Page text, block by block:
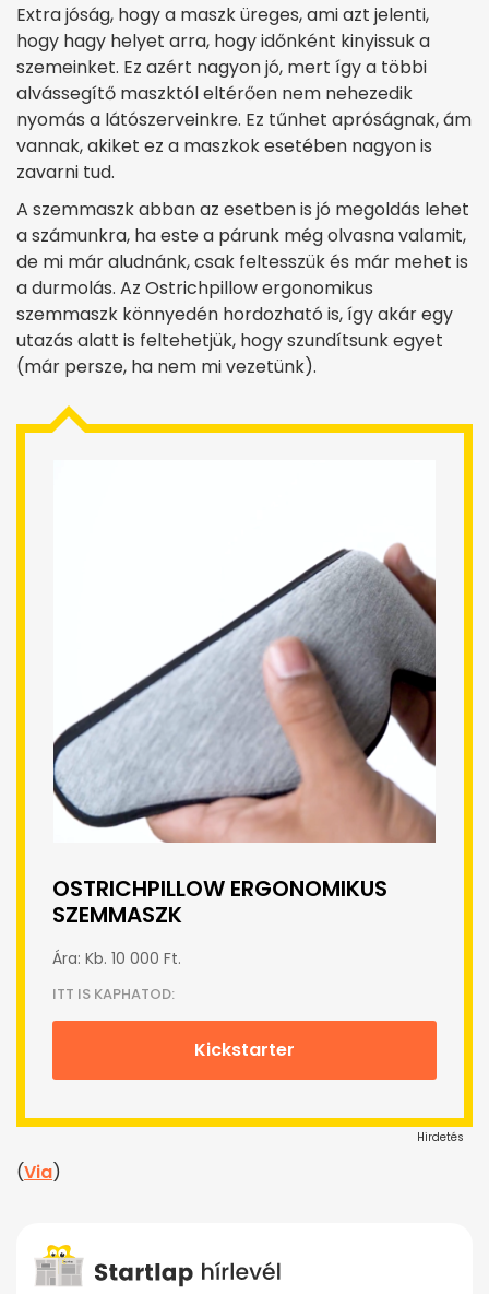
Extra jóság, hogy a maszk üreges, ami azt jelenti,
hogy hagy helyet arra, hogy időnként kinyissuk a
szemeinket. Ez azért nagyon jó, mert így a többi
alvássegítő maszktól eltérően nem nehezedik
nyomás a látószerveinkre. Ez tűnhet apróságnak, ám
vannak, akiket ez a maszkok esetében nagyon is
zavarni tud.
A szemmaszk abban az esetben is jó megoldás lehet
a számunkra, ha este a párunk még olvasna valamit,
de mi már aludnánk, csak feltesszük és már mehet is
a durmolás. Az Ostrichpillow ergonomikus
szemmaszk könnyedén hordozható is, így akár egy
utazás alatt is feltehetjük, hogy szundítsunk egyet
(már persze, ha nem mi vezetünk).
OSTRICHPILLOW ERGONOMIKUS
SZEMMASZK
Ára: Kb. 10 000 Ft.
ITT IS KAPHATOD:
Kickstarter
Hirdetés
(Via)